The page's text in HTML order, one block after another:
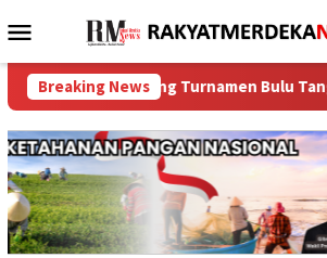
ke
Menu
Mobile
Breaking News
Turnamen Bulu Tangkis Warga